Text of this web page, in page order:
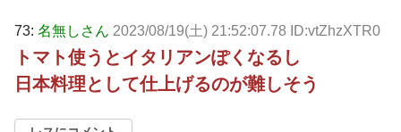
73: 名無しさん 2023/08/19(土) 21:52:07.78 ID:vtZhzXTR0
トマト使うとイタリアンぽくなるし
日本料理として仕上げるのが難しそう